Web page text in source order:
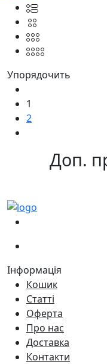
Упорядочить
1
2
Доп.
Інформація
Кошик
Статті
Оферта
Про нас
Доставка
Контакти